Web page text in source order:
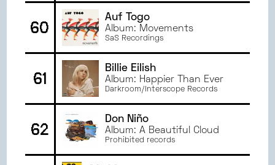
60
Auf Togo
Album: Movements
SaS Recordings
61
Billie Eilish
Album: Happier Than Ever
Darkroom/Interscope Records
62
Don Niño
Album: A Beautiful Cloud
Prohibited records